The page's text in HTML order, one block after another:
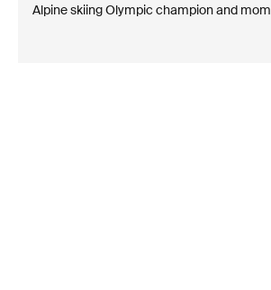
Alpine skiing Olympic champion and mom